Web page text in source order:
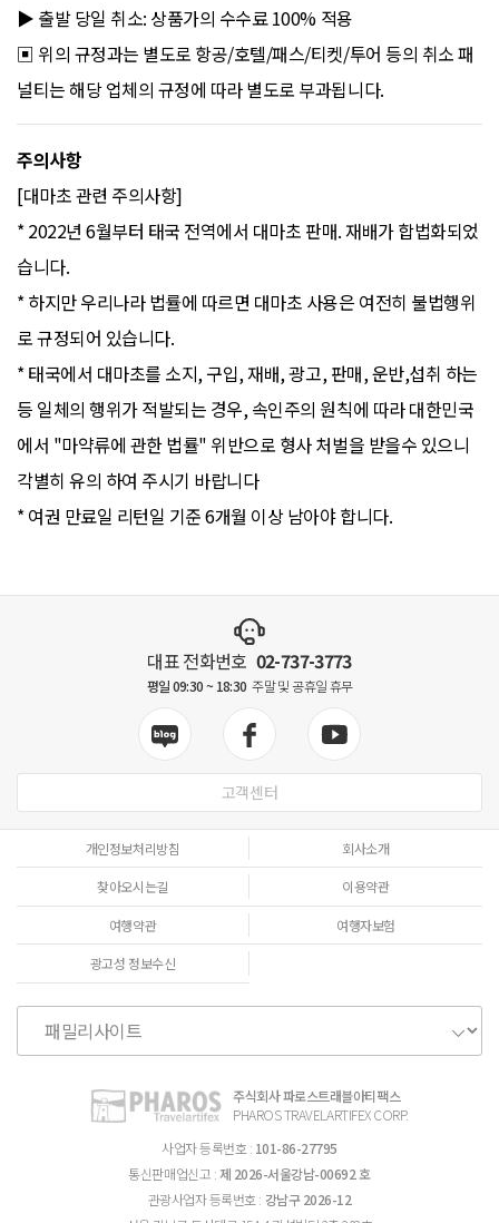
▶ 출발 당일 취소: 상품가의 수수료 100% 적용
▣ 위의 규정과는 별도로 항공/호텔/패스/티켓/투어 등의 취소 패
널티는 해당 업체의 규정에 따라 별도로 부과됩니다.
주의사항
[대마초 관련 주의사항]
* 2022년 6월부터 태국 전역에서 대마초 판매. 재배가 합법화되었
습니다.
* 하지만 우리나라 법률에 따르면 대마초 사용은 여전히 불법행위
로 규정되어 있습니다.
* 태국에서 대마초를 소지, 구입, 재배, 광고, 판매, 운반,섭취 하는
등 일체의 행위가 적발되는 경우, 속인주의 원칙에 따라 대한민국
에서 "마약류에 관한 법률" 위반으로 형사 처벌을 받을수 있으니
각별히 유의 하여 주시기 바랍니다
* 여권 만료일 리턴일 기준 6개월 이상 남아야 합니다.
대표 전화번호 02-737-3773
평일 09:30 ~ 18:30 주말 및 공휴일 휴무
고객센터
개인정보처리방침 회사소개
찾아오시는길 이용약관
여행약관 여행자보험
광고성 정보수신
주식회사 파로스트래블아티팩스
PHAROS TRAVELARTIFEX CORP.
사업자 등록번호 : 101-86-27795
통신판매업신고 : 제 2026-서울강남-00692 호
관광사업자 등록번호 : 강남구 2026-12